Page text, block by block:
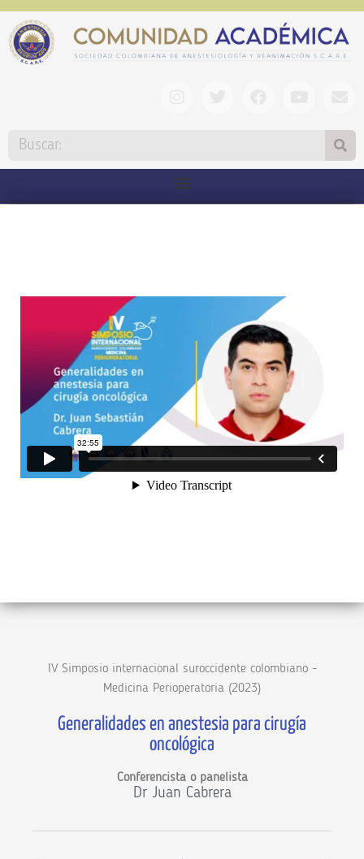
IV Simposio internacional suroccidente colombiano -
Medicina Perioperatoria (2023)
Generalidades en anestesia para cirugía
oncológica
Conferencista o panelista
Dr Juan Cabrera